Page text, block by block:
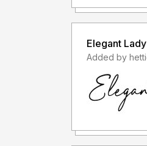
Terima kasih.
Elegant Lady